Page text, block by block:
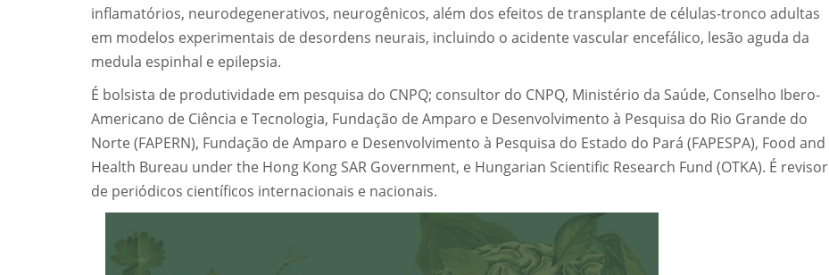
inflamatórios, neurodegenerativos, neurogênicos, além dos efeitos de transplante de células-tronco adultas
em modelos experimentais de desordens neurais, incluindo o acidente vascular encefálico, lesão aguda da
medula espinhal e epilepsia.
É bolsista de produtividade em pesquisa do CNPQ; consultor do CNPQ, Ministério da Saúde, Conselho Ibero-
Americano de Ciência e Tecnologia, Fundação de Amparo e Desenvolvimento à Pesquisa do Rio Grande do
Norte (FAPERN), Fundação de Amparo e Desenvolvimento à Pesquisa do Estado do Pará (FAPESPA), Food and
Health Bureau under the Hong Kong SAR Government, e Hungarian Scientific Research Fund (OTKA). É revisor
de periódicos científicos internacionais e nacionais.